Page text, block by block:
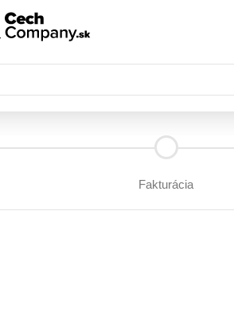
Fakturácia